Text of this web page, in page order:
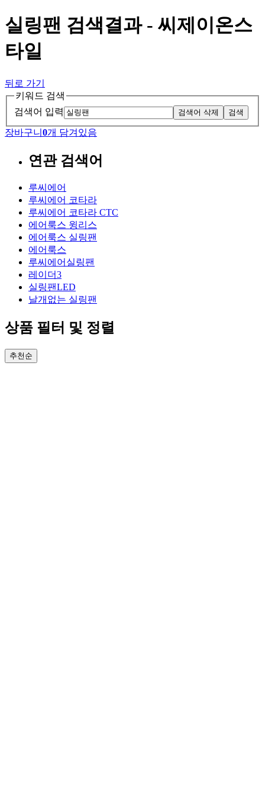
실링팬 검색결과 - 씨제이온스
타일
뒤로 가기
키워드 검색
검색어 입력
검색어 삭제 검색
장바구니 0개 담겨있음
연관 검색어
루씨에어
루씨에어 코타라
루씨에어 코타라 CTC
에어룩스 윙리스
에어룩스 실링팬
에어룩스
루씨에어실링팬
레이더3
실링팬LED
날개없는 실링팬
상품 필터 및 정렬
추천순